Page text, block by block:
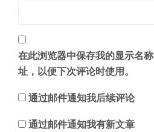
在此浏览器中保存我的显示名
址，以便下次评论时使用。
通过邮件通知我后续评论
通过邮件通知我有新文章